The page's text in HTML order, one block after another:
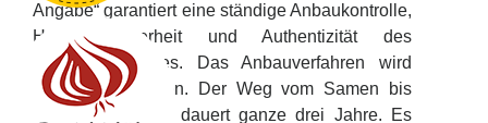
Angabe“ garantiert eine ständige Anbaukontrolle,
Herkunftssicherheit und Authentizität des
Agrarerzeugnisses. Das Anbauverfahren wird
genau vorgegeben. Der Weg vom Samen bis
zum Erzeugnisse dauert ganze drei Jahre. Es